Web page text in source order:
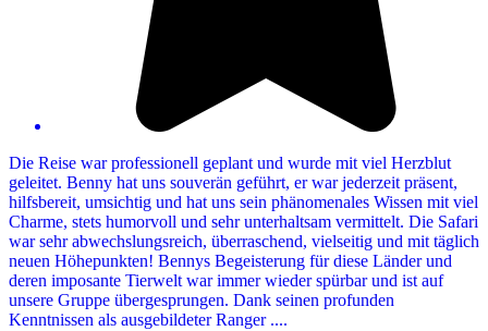
Die Reise war professionell geplant und wurde mit viel Herzblut
geleitet. Benny hat uns souverän geführt, er war jederzeit präsent,
hilfsbereit, umsichtig und hat uns sein phänomenales Wissen mit viel
Charme, stets humorvoll und sehr unterhaltsam vermittelt. Die Safari
war sehr abwechslungsreich, überraschend, vielseitig und mit täglich
neuen Höhepunkten! Bennys Begeisterung für diese Länder und
deren imposante Tierwelt war immer wieder spürbar und ist auf
unsere Gruppe übergesprungen. Dank seinen profunden
Kenntnissen als ausgebildeter Ranger ....